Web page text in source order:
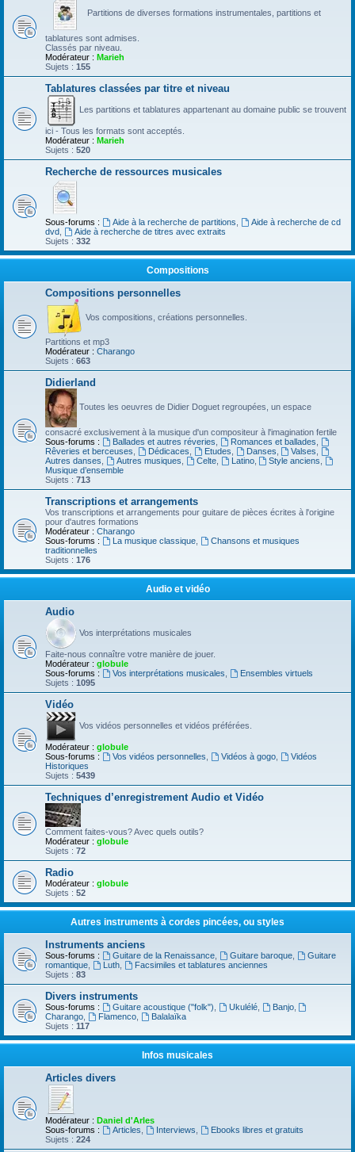
Partitions de diverses formations instrumentales, partitions et
tablatures sont admises.
Classés par niveau.
Modérateur : Marieh
Sujets : 155
Tablatures classées par titre et niveau
Les partitions et tablatures appartenant au domaine public se trouvent
ici - Tous les formats sont acceptés.
Modérateur : Marieh
Sujets : 520
Recherche de ressources musicales
Sous-forums : Aide à la recherche de partitions
Aide à recherche de cd
dvd
Aide à recherche de titres avec extraits
Sujets : 332
Compositions
Compositions personnelles
Vos compositions, créations personnelles.
Partitions et mp3
Modérateur : Charango
Sujets : 663
Didierland
Toutes les oeuvres de Didier Doguet regroupées, un espace
consacré exclusivement à la musique d'un compositeur à l'imagination fertile
Sous-forums :
Ballades et autres réveries Romances et ballades
Rêveries et berceuses
Dédicaces Etudes Danses Valses
Autres danses
Autres musiques Celte, Latino, Style anciens
Musique d’ensemble
Sujets : 713
Transcriptions et arrangements
Vos transcriptions et arrangements pour guitare de pièces écrites à l'origine
pour d'autres formations
Modérateur : Charango
Sous-forums :
La musique classique,
Chansons et musiques
traditionnelles
Sujets : 176
Audio et vidéo
Audio
Vos interprétations musicales
Faite-nous connaître votre manière de jouer.
Modérateur : globule
Sous-forums :
Vos interprétations musicales
Ensembles virtuels
Sujets : 1095
Vidéo
Vos vidéos personnelles et vidéos préférées.
Modérateur : globule
Sous-forums :
Vos vidéos personnelles Vidéos à gogo,
Vidéos
Historiques
Sujets : 5439
Techniques d’enregistrement Audio et Vidéo
Comment faites-vous? Avec quels outils?
Modérateur : globule
Sujets : 72
Radio
Modérateur : globule
Sujets : 52
Autres instruments à cordes pincées, ou styles
Instruments anciens
Sous-forums : Guitare de la Renaissance, Guitare baroque,
Guitare
romantique
Luth,
Facsimiles et tablatures anciennes
Sujets : 83
Divers instruments
Sous-forums : Guitare acoustique ("folk") Ukulélé, Banjo,
Charango
Flamenco,
Balalaïka
Sujets : 117
Infos musicales
Articles divers
Modérateur : Daniel d'Arles
Sous-forums :
Articles Interviews
Ebooks libres et gratuits
Sujets : 224